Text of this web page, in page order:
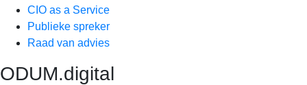
CIO as a Service
Publieke spreker
Raad van advies
ODUM.digital